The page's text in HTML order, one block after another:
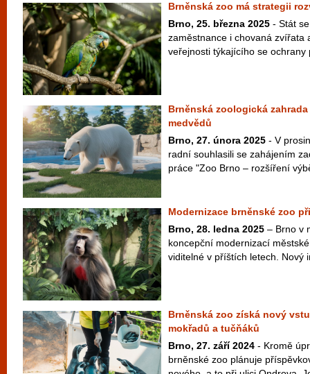
Brněnská zoo má strategii
Brno, 25. března 2025 - Stát
zaměstnance i chovaná zvířata
veřejnosti týkajícího se ochrany
Brněnská zoologická
medvědů
Brno, 27. února 2025 - V
radní souhlasili se zahájením
práce "Zoo Brno – rozšíření
Modernizace brněnské zoo
Brno, 28. ledna 2025 – Brno v
koncepční modernizací
viditelné v příštích letech. Nový
Brněnská zoo získá nový
mokřadů a tučňáků
Brno, 27. září 2024 - Kromě
brněnské zoo plánuje